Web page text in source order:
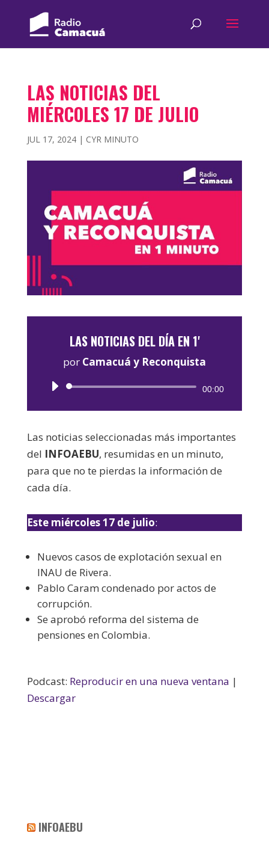
LAS NOTICIAS DEL
MIÉRCOLES 17 DE JULIO
JUL 17, 2024| CYR MINUTO
LAS NOTICIAS DEL DÍA EN 1'
por Camacuá y Reconquista
Reproductor
00:00
Las noticias seleccionadas más importantes
del INFOAEBU, resumidas en un minuto,
para que no te pierdas la información de
cada día.
Este miércoles 17 de julio:
Nuevos casos de explotación sexual en
INAU de Rivera.
Pablo Caram condenado por actos de
corrupción.
Se aprobó reforma del sistema de
pensiones en Colombia.
Podcast: Reproducir en una nueva ventana |
Descargar
INFOAEBU